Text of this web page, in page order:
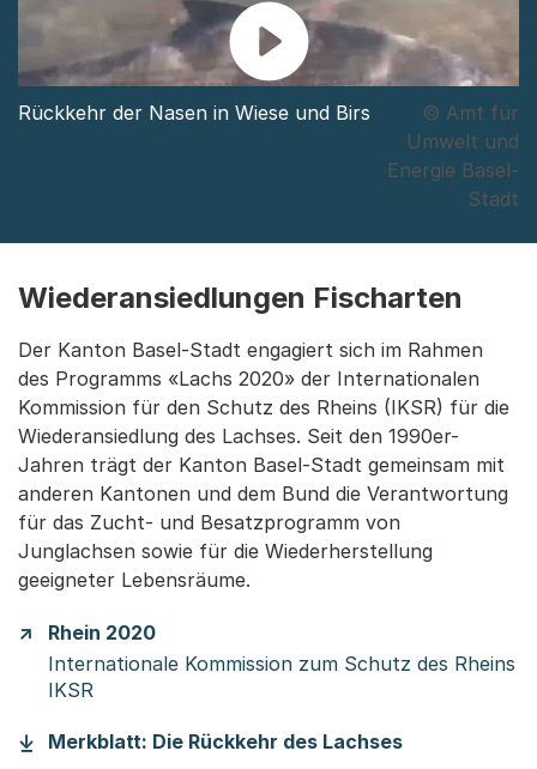
Rückkehr der Nasen in Wiese und Birs
© Amt für
Umwelt und
Energie Basel-
Stadt
Wiederansiedlungen Fischarten
Der Kanton Basel-Stadt engagiert sich im Rahmen
des Programms «Lachs 2020» der Internationalen
Kommission für den Schutz des Rheins (IKSR) für die
Wiederansiedlung des Lachses. Seit den 1990er-
Jahren trägt der Kanton Basel-Stadt gemeinsam mit
anderen Kantonen und dem Bund die Verantwortung
für das Zucht- und Besatzprogramm von
Junglachsen sowie für die Wiederherstellung
geeigneter Lebensräume.
Rhein 2020
Internationale Kommission zum Schutz des Rheins
IKSR
Merkblatt: Die Rückkehr des Lachses(Startet